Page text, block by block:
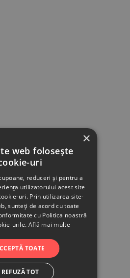
×
web folosește
uri
reduceri și pentru a
utilizatorului acest site
uri. Prin utilizarea site-
sunteți de acord cu toate
cu Politica noastră
urile. Află mai multe
TOATE
REFUZĂ TOT